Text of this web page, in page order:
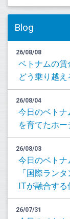
Blog
26/08/08
ベトナムの
どう乗り越え
26/08/04
今日のベト
を育てたホー
26/08/03
今日のベト
「国際ラン
ITが融合す
26/07/31